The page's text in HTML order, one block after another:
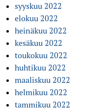
syyskuu 2022
elokuu 2022
heinäkuu 2022
kesäkuu 2022
toukokuu 2022
huhtikuu 2022
maaliskuu 2022
helmikuu 2022
tammikuu 2022